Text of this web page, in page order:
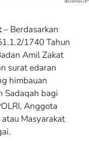
– Berdasarkan
1740 Tahun
Amil Zakat
surat edaran
himbauan
Sadaqah bagi
Anggota
Masyarakat